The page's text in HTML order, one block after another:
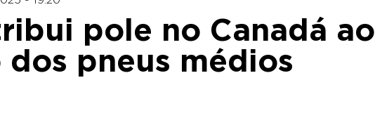
pole no Canadá ao
dos pneus médios